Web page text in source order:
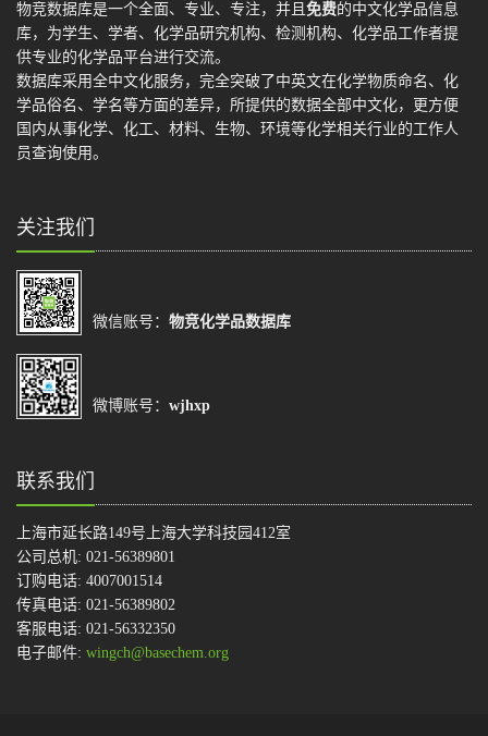
物竞数据库是一个全面、专业、专注，并且 免费的中文化学品信息
库，为学生、学者、化学品研究机构、检测机构、化学品工作者提
供专业的化学品平台进行交流。
数据库采用全中文化服务，完全突破了中英文在化学物质命名、化
学品俗名、学名等方面的差异，所提供的数据全部中文化，更方便
国内从事化学、化工、材料、生物、环境等化学相关行业的工作人
员查询使用。
关注我们
微信账号： 物竞化学品数据库
微博账号： wjhxp
联系我们
上海市延长路149号上海大学科技园412室
公司总机: 021-56389801
订购电话: 4007001514
传真电话: 021-56389802
客服电话: 021-56332350
电子邮件: wingch@basechem.org